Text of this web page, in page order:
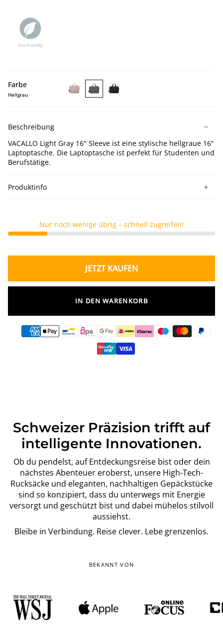
Farbe
Hellgrau
VACALLO
Sleeve
VACALLO
Laptop
Sleeve
Sleeve
Beschreibung
VACALLO Light Gray 16" Sleeve ist eine stylische hellgraue 16"
Laptoptasche. Die Laptoptasche ist perfekt für Studenten und
Berufstätige.
Produktinfo
Nur noch wenige übrig – schnell zugreifen!
JETZT KAUFEN
IN DEN WARENKORB
Schweizer Präzision trifft auf
intelligente Innovationen.
Ob du pendelst, auf Entdeckungsreise bist oder dein
nächstes Abenteuer eroberst, unsere High-Tech-
Rucksäcke und eleganten, nachhaltigen Gepäckstücke
sind so konzipiert, dass du unterwegs mit Energie
versorgt und geschützt bist und dabei mühelos stilvoll
aussiehst.
Bleibe in Verbindung. Reise clever. Lebe grenzenlos.
BEKANNT VON